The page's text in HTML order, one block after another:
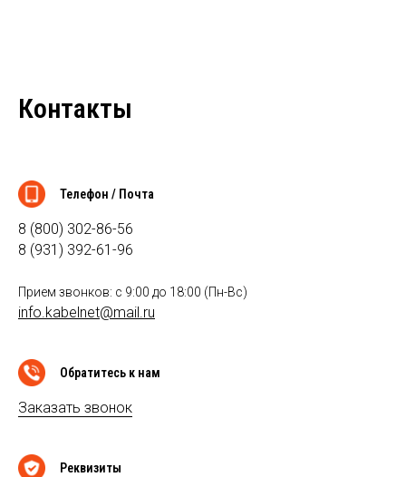
Контакты
Телефон / Почта
8 (800) 302-86-56
8 (931) 392-61-96
Прием звонков: с 9:00 до 18:00 (Пн-Вс)
info.kabelnet@mail.ru
Обратитесь к нам
Заказать звонок
Реквизиты